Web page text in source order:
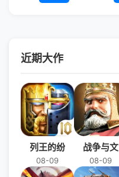
近期大作
列王的纷
08-09
战争与文
08-09